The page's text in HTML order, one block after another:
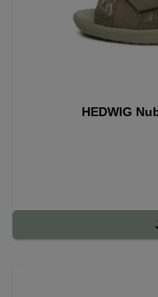
HEDWIG